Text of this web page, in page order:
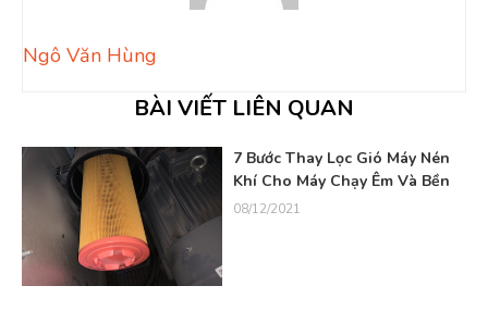
Ngô Văn Hùng
BÀI VIẾT LIÊN QUAN
7 Bước Thay Lọc Gió Máy Nén
Khí Cho Máy Chạy Êm Và Bền
08/12/2021